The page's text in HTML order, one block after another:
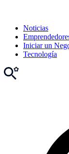
Noticias
Iniciar un
Tecnología